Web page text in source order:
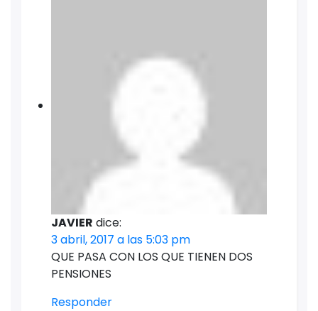
JAVIER dice:
3 abril, 2017 a las 5:03 pm
QUE PASA CON LOS QUE TIENEN DOS
PENSIONES
Responder